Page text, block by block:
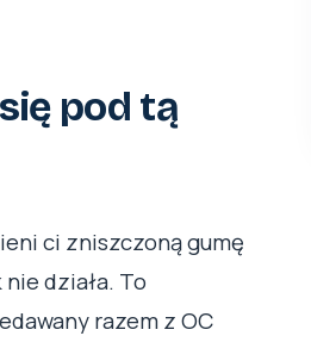
pod tą
ci zniszczoną gumę
działa. To
razem z OC